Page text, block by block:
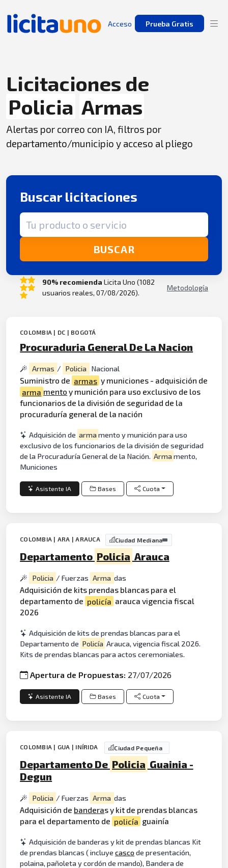
Acceso Prueba Gratis
Licitaciones de
Policia Armas
Alertas por correo con IA, filtros por
departamento/municipio y acceso al pliego
Buscar licitaciones
Término de búsqueda
BUSCAR
90% recomienda Licita Uno (1082
usuarios reales, 07/08/2026).
Metodología
COLOMBIA | DC | BOGOTÁ
Procuraduria General De La Nacion
Armas / Policia Nacional
Suministro de armas y municiones - adquisición de
arma mento y munición para uso exclusivo de los
funcionarios de la división de seguridad de la
procuraduría general de la nación
Adquisición de armamento y munición para uso
exclusivo de los funcionarios de la división de seguridad
de la Procuraduría General de la Nación. Armamento,
Municiones
Asistente IA Bases Cuota
COLOMBIA | ARA | ARAUCA Ciudad Mediana
Departamento Policia Arauca
Policia / Fuerzas Arma das
Adquisición de kits prendas blancas para el
departamento de policía arauca vigencia fiscal
2026
Adquisición de kits de prendas blancas para el
Departamento de Policía Arauca, vigencia fiscal 2026.
Kits de prendas blancas para actos ceremoniales.
Apertura de Propuestas: 27/07/2026
Asistente IA Bases Cuota
COLOMBIA | GUA | INÍRIDA Ciudad Pequeña
Departamento De Policia Guainia -
Degun
Policia / Fuerzas Arma das
Adquisición de banderas y kit de prendas blancas
para el departamento de policía guainía
Adquisición de banderas y kit de prendas blancas Kit
de prendas blancas ( incluyecascode presentación,
polaina, pañoleta y cordón de mando), Bandera de